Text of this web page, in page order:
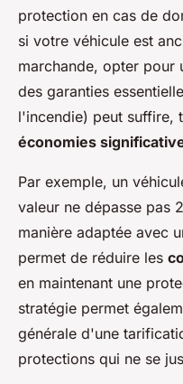
protection en cas de
si votre véhicule est
marchande, opter pour
des garanties
l'incendie) peut suffire,
économies
Par exemple, un
valeur ne dépasse pas
manière adaptée avec
permet de réduire les
en maintenant une
stratégie permet
générale d'une
protections qui ne se